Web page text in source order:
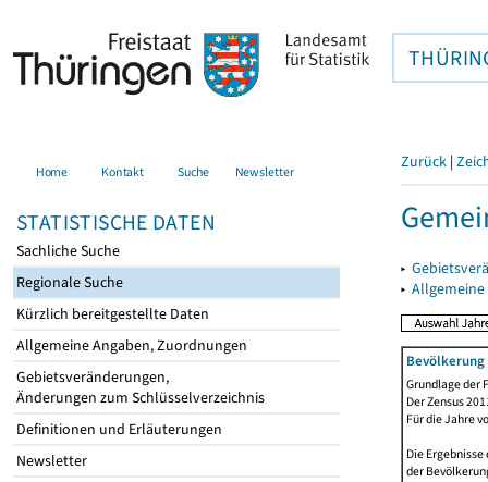
Home Kontakt Suche Newsletter
STATISTISCHE DATEN
Sachliche Suche
Regionale Suche
Kürzlich bereitgestellte Daten
Allgemeine Angaben, Zuordnungen
Gebietsveränderungen,
Änderungen zum Schlüsselverzeichnis
Definitionen und Erläuterungen
Newsletter
Zurück |
▸
▸
Grundlage der
Der Zensus
Für die Jahre
Die
der